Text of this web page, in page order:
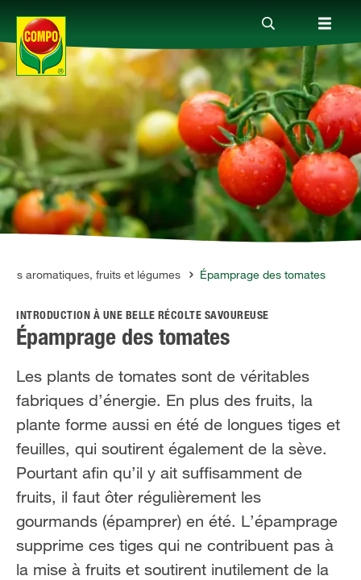
Produits
Conseil
Thèmes
Service
Qui sommes-nous?
FR NL
aromatiques, fruits et légumes Épamprage des tomates
INTRODUCTION À UNE BELLE RÉCOLTE SAVOUREUSE
Épamprage des tomates
Les plants de tomates sont de véritables
fabriques d’énergie. En plus des fruits, la
plante forme aussi en été de longues tiges et
feuilles, qui soutirent également de la sève.
Pourtant afin qu’il y ait suffisamment de
fruits, il faut ôter régulièrement les
gourmands (épamprer) en été. L’épamprage
supprime ces tiges qui ne contribuent pas à
la mise à fruits et soutirent inutilement de la